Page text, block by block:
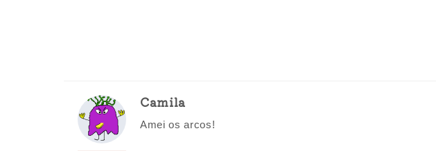
Camila
Amei os arcos!